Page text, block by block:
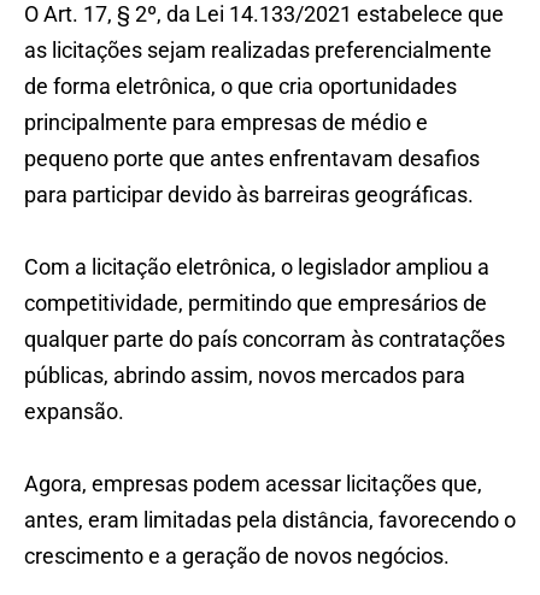
O Art. 17, § 2º, da Lei 14.133/2021 estabelece que
as licitações sejam realizadas preferencialmente
de forma eletrônica, o que cria oportunidades
principalmente para empresas de médio e
pequeno porte que antes enfrentavam desafios
para participar devido às barreiras geográficas.
Com a licitação eletrônica, o legislador ampliou a
competitividade, permitindo que empresários de
qualquer parte do país concorram às contratações
públicas, abrindo assim, novos mercados para
expansão.
Agora, empresas podem acessar licitações que,
antes, eram limitadas pela distância, favorecendo o
crescimento e a geração de novos negócios.